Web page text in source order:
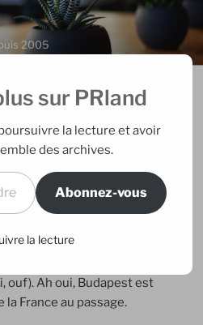
2005
?
la version originale de la
regrets. Elle nous rappelle au
le monde de Kelly,
ouf). Ah oui, Budapest est
France au passage.
sur PRland
la lecture et avoir
des archives.
Abonnez-vous
la lecture